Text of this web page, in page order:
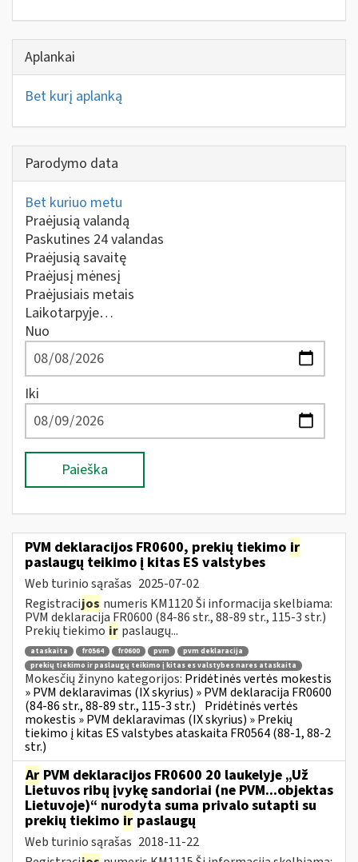
Aplankai
Bet kurį aplanką
Parodymo data
Bet kuriuo metu
Praėjusią valandą
Paskutines 24 valandas
Praėjusią savaitę
Praėjusį mėnesį
Praėjusiais metais
Laikotarpyje…
Nuo
Iki
Paieška
PVM deklaracijos FR0600, prekių tiekimo ir
paslaugų teikimo į kitas ES valstybes
Web turinio sąrašas 2025-07-02
Registracijos numeris KM1120 Ši informacija skelbiama:
PVM deklaracija FR0600 (84-86 str., 88-89 str., 115-3 str.)
Prekių tiekimo ir paslaugų...
ataskaita fr0564 fr0600 pvm
pvm deklaracija
prekių tiekimo ir paslaugų teikimo į kitas es valstybes nares ataskaita
Mokesčių žinyno kategorijos: Pridėtinės vertės mokestis
» PVM deklaravimas (IX skyrius) » PVM deklaracija FR0600
(84-86 str., 88-89 str., 115-3 str.) Pridėtinės vertės
mokestis » PVM deklaravimas (IX skyrius) » Prekių
tiekimo į kitas ES valstybes ataskaita FR0564 (88-1, 88-2
str.)
Ar PVM deklaracijos FR0600 20 laukelyje „Už
Lietuvos ribų įvykę sandoriai (ne PVM...objektas
Lietuvoje)“ nurodyta suma privalo sutapti su
prekių tiekimo ir paslaugų
Web turinio sąrašas 2018-11-22